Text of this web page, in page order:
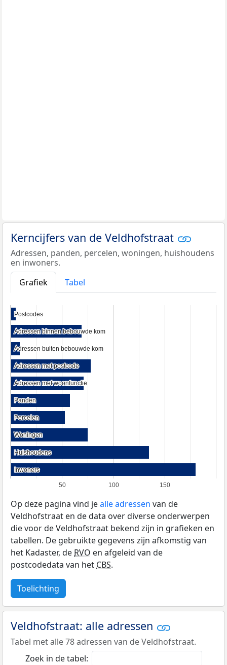
Kerncijfers van de Veldhofstraat
Adressen, panden, percelen, woningen, huishoudens
en inwoners.
Grafiek
Tabel
50 100 150
Postcodes
Postcodes
Adressen binnen bebouwde kom
Adressen binnen bebouwde kom
Adressen buiten bebouwde kom
Adressen buiten bebouwde kom
Adressen met postcode
Adressen met postcode
Adressen met woonfunctie
Adressen met woonfunctie
Panden
Panden
Percelen
Percelen
Woningen
Woningen
Huishoudens
Huishoudens
Inwoners
Inwoners
Op deze pagina vind jealle adressen van de
Veldhofstraat en de data over diverse onderwerpen
die voor de Veldhofstraat bekend zijn in grafieken en
tabellen. De gebruikte gegevens zijn afkomstig van
het Kadaster, deRVO en afgeleid van de
postcodedata van hetCBS.
Toelichting
Veldhofstraat: alle adressen
Tabel met alle 78 adressen van de Veldhofstraat.
Zoek in de tabel: